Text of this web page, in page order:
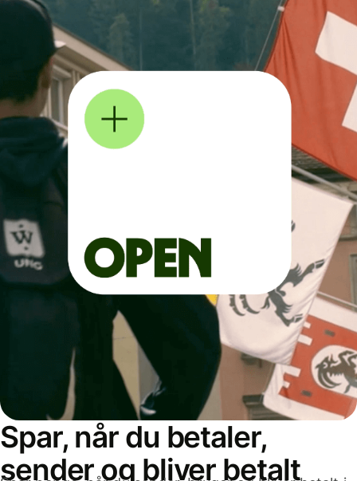
Spar, når du betaler,
sender og bliver betalt